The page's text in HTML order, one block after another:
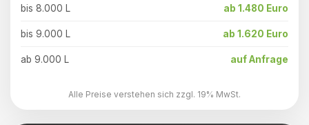
bis 8.000 L ab 1.480 Euro
bis 9.000 L ab 1.620 Euro
ab 9.000 L auf Anfrage
Alle Preise verstehen sich zzgl. 19% MwSt.